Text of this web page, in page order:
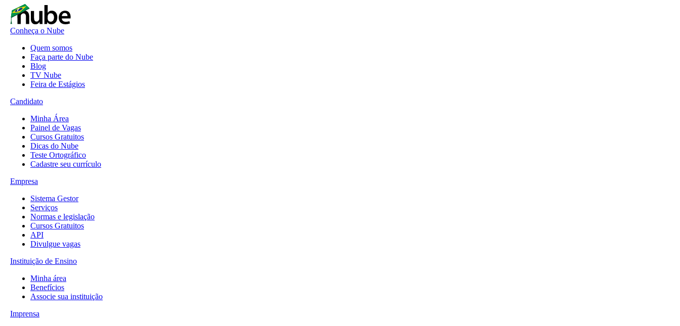
Conheça o Nube
Quem somos
Faça parte do Nube
Blog
TV Nube
Feira de Estágios
Candidato
Minha Área
Painel de Vagas
Cursos Gratuitos
Dicas do Nube
Teste Ortográfico
Cadastre seu currículo
Empresa
Sistema Gestor
Serviços
Normas e legislação
Cursos Gratuitos
API
Divulgue vagas
Instituição de Ensino
Minha área
Benefícios
Associe sua instituição
Imprensa